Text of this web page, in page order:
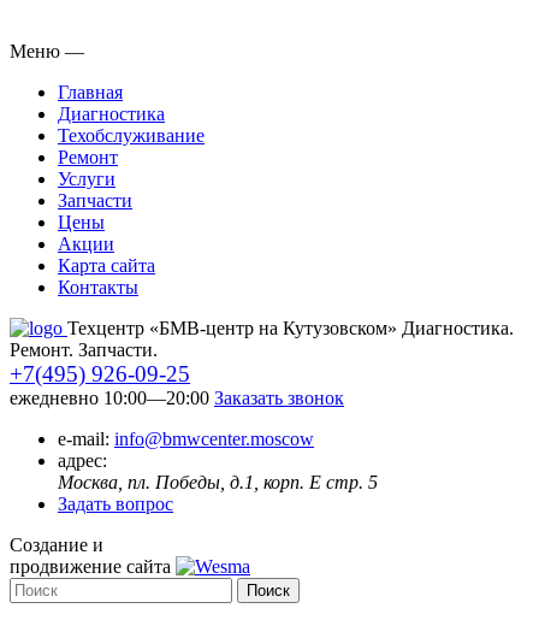
Меню —
Главная
Диагностика
Техобслуживание
Ремонт
Услуги
Запчасти
Цены
Акции
Карта сайта
Контакты
Техцентр «БМВ-центр на Кутузовском» Диагностика.
Ремонт. Запчасти.
+7(495) 926-09-25
ежедневно 10:00—20:00 Заказать звонок
e-mail: info@bmwcenter.moscow
адрес:
Москва, пл. Победы, д.1, корп. E стр. 5
Задать вопрос
Создание и
продвижение сайта